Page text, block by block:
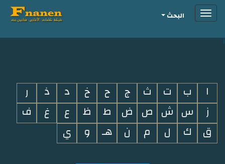
i
Toggleالبحث
ا ب ت ث ج ح خ د ذ
ر
ز
س ش ص ض ط ظ ع غ
ف
ق
ك ل م ن هـ و ي